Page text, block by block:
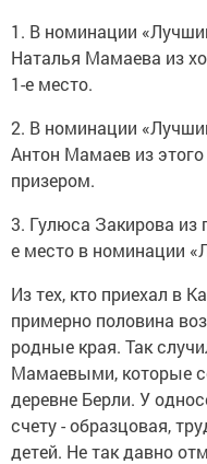
1. В номинации
Наталья Мамаева из
1-е место.
2. В номинации
Антон Мамаев из
призером.
3. Гулюса Закирова из
е место в номинации
Из тех, кто приехал в
примерно половина
родные края. Так
Мамаевыми, которые
деревне Берли. У
счету - образцовая,
детей. Не так давно